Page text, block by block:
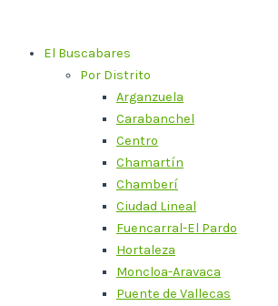
contenidoEl Buscabares
Por Distrito
Arganzuela
Carabanchel
Centro
Chamartín
Chamberí
Ciudad Lineal
Fuencarral-El Pardo
Hortaleza
Moncloa-Aravaca
Puente de Vallecas